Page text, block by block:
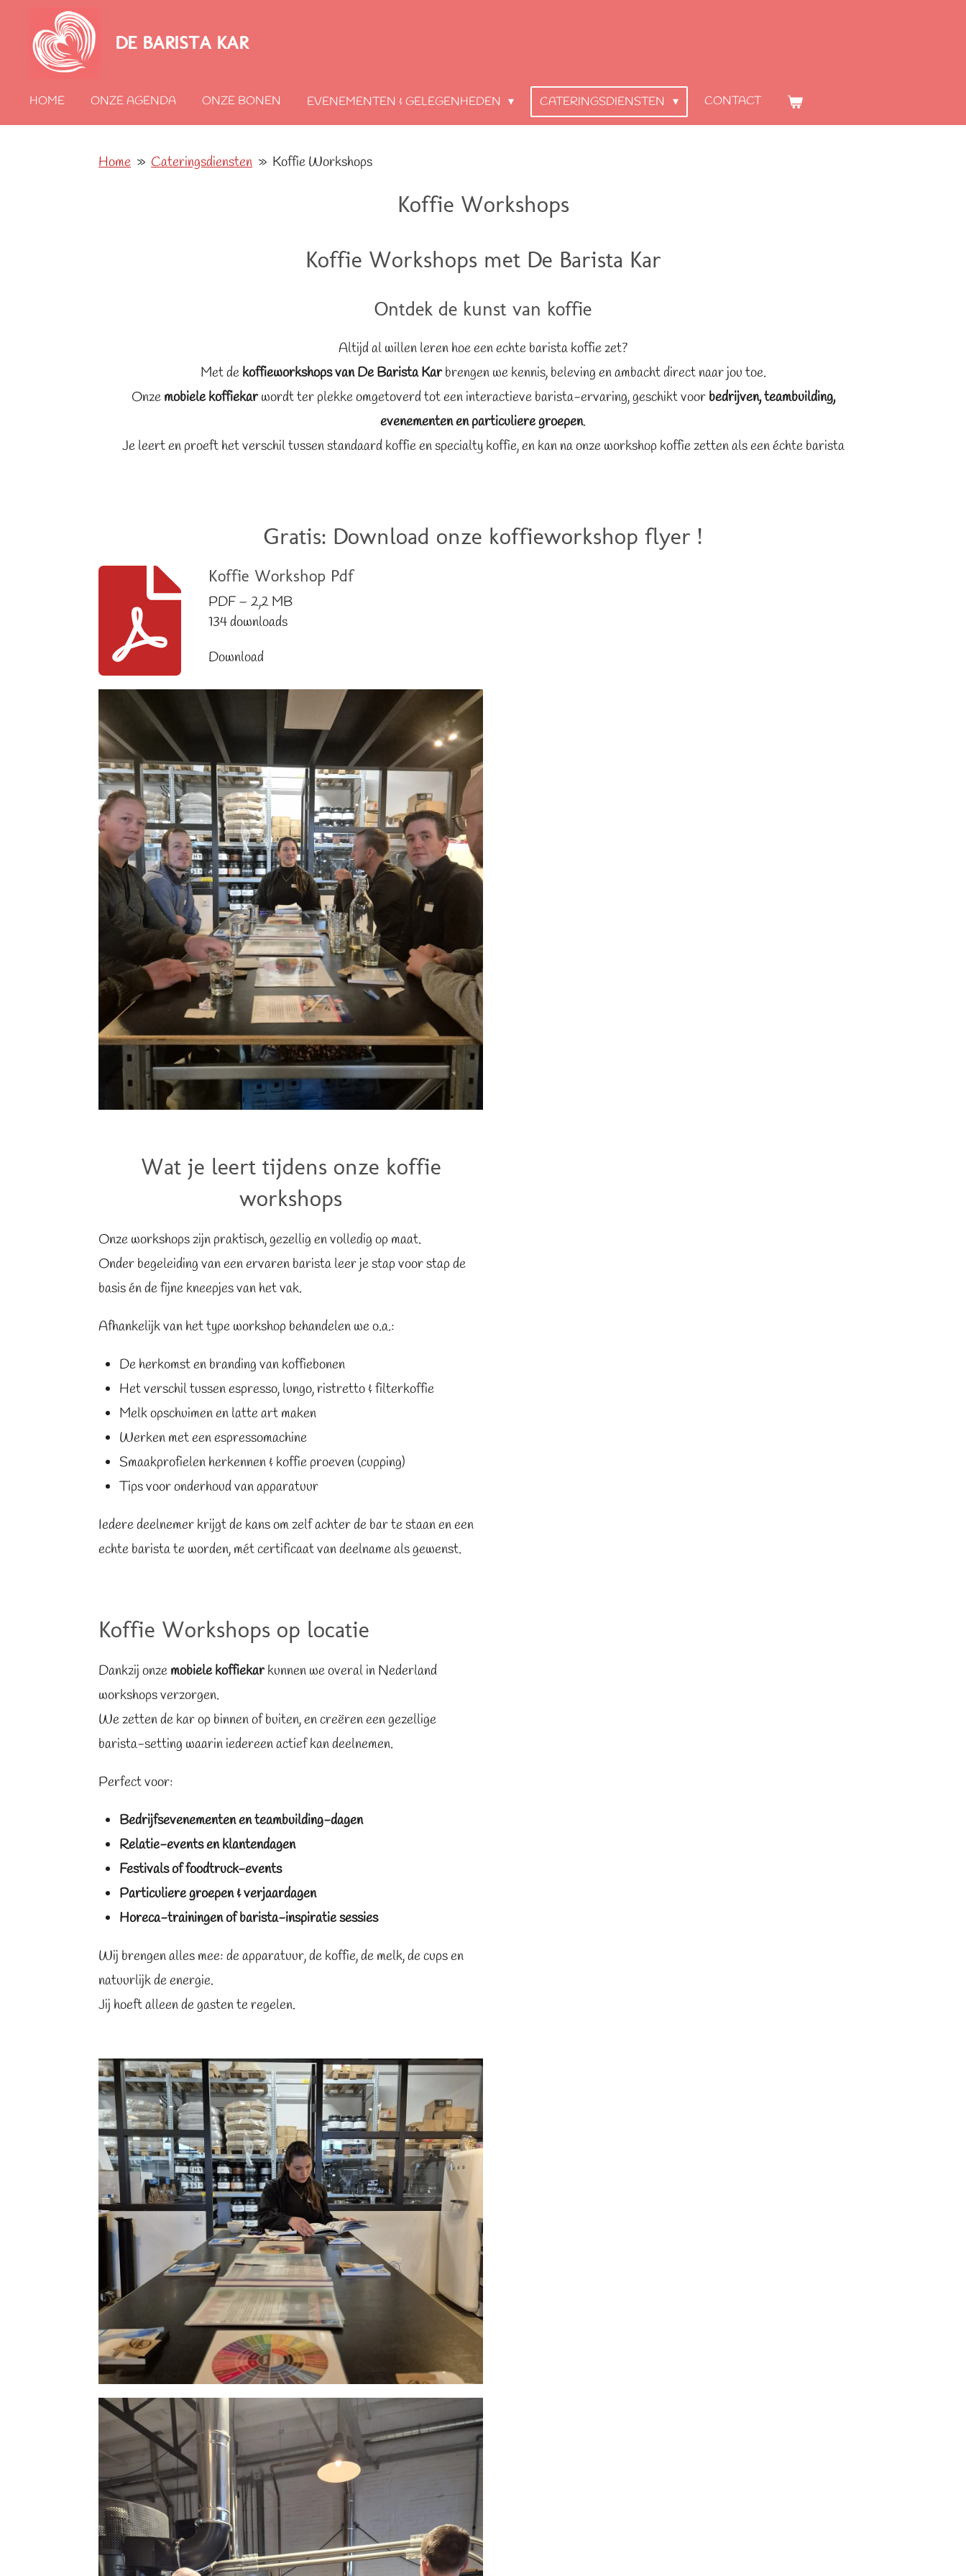
direct
DE BARISTA KAR
HOME ONZE AGENDA ONZE BONEN EVENEMENTEN & GELEGENHEDEN CATERINGSDIENSTEN CONTACT
Home » Cateringsdiensten » Koffie Workshops
Koffie Workshops
Koffie Workshops met De Barista Kar
Ontdek de kunst van koffie
Altijd al willen leren hoe een echte barista koffie zet?
Met dekoffieworkshops van De Barista Karbrengen we kennis, beleving en ambacht direct naar jou toe.
Onzemobiele koffiekarwordt ter plekke omgetoverd tot een interactieve barista-ervaring, geschikt voorbedrijven, teambuilding,
evenementen en particuliere groepen.
Je leert en proeft het verschil tussen standaard koffie en specialty koffie, en kan na onze workshop koffie zetten als een échte barista
Gratis: Download onze koffieworkshop flyer !
Koffie Workshop Pdf
PDF – 2,2 MB
134 downloads
Download
Wat je leert tijdens onze koffie
workshops
Onze workshops zijn praktisch, gezellig en volledig op maat.
Onder begeleiding van een ervaren barista leer je stap voor stap de
basis én de fijne kneepjes van het vak.
Afhankelijk van het type workshop behandelen we o.a.:
De herkomst en branding van koffiebonen
Het verschil tussen espresso, lungo, ristretto & filterkoffie
Melk opschuimen en latte art maken
Werken met een espressomachine
Smaakprofielen herkennen & koffie proeven (cupping)
Tips voor onderhoud van apparatuur
Iedere deelnemer krijgt de kans om zelf achter de bar te staan en een
echte barista te worden, mét certificaat van deelname als gewenst.
Koffie Workshops op locatie
Dankzij onzemobiele koffiekarkunnen we overal in Nederland
workshops verzorgen.
We zetten de kar op binnen of buiten, en creëren een gezellige
barista-setting waarin iedereen actief kan deelnemen.
Perfect voor:
Bedrijfsevenementen en teambuilding-dagen
Relatie-events en klantendagen
Festivals of foodtruck-events
Particuliere groepen & verjaardagen
Horeca-trainingen of barista-inspiratie sessies
Wij brengen alles mee: de apparatuur, de koffie, de melk, de cups en
natuurlijk de energie.
Jij hoeft alleen de gasten te regelen.